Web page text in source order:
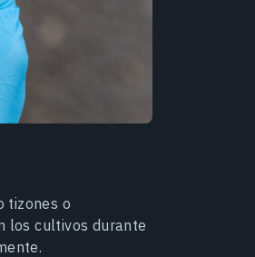
tizones o
los cultivos durante